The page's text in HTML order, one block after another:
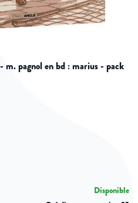
Disponible